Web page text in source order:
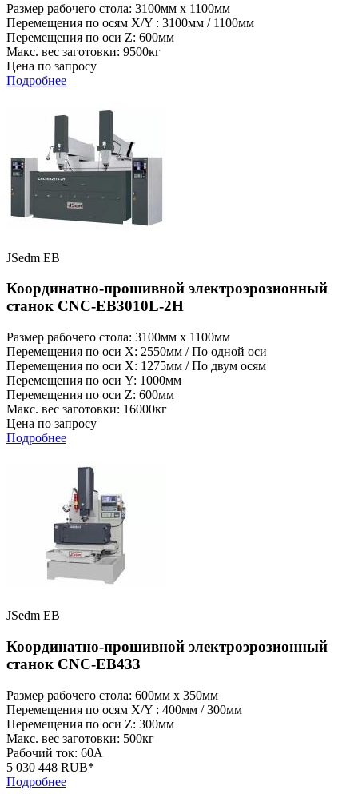
Размер рабочего стола: 3100мм x 1100мм
Перемещения по осям X/Y : 3100мм / 1100мм
Перемещения по оси Z: 600мм
Макс. вес заготовки: 9500кг
Цена по запросу
Подробнее
JSedm EB
Координатно-прошивной электроэрозионный
станок CNC-EB3010L-2H
Размер рабочего стола: 3100мм x 1100мм
Перемещения по оси X: 2550мм / По одной оси
Перемещения по оси X: 1275мм / По двум осям
Перемещения по оси Y: 1000мм
Перемещения по оси Z: 600мм
Макс. вес заготовки: 16000кг
Цена по запросу
Подробнее
JSedm EB
Координатно-прошивной электроэрозионный
станок CNC-EB433
Размер рабочего стола: 600мм x 350мм
Перемещения по осям X/Y : 400мм / 300мм
Перемещения по оси Z: 300мм
Макс. вес заготовки: 500кг
Рабочий ток: 60А
5 030 448 RUB*
Подробнее